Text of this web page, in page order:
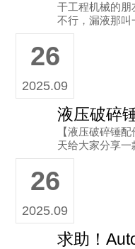
干工程机械的朋
不行，漏液那
修起来又费钱又
的配件：Autox
26
2025.09
【液压破碎锤配件推荐】 工程机
天给大家分享
26
2025.09